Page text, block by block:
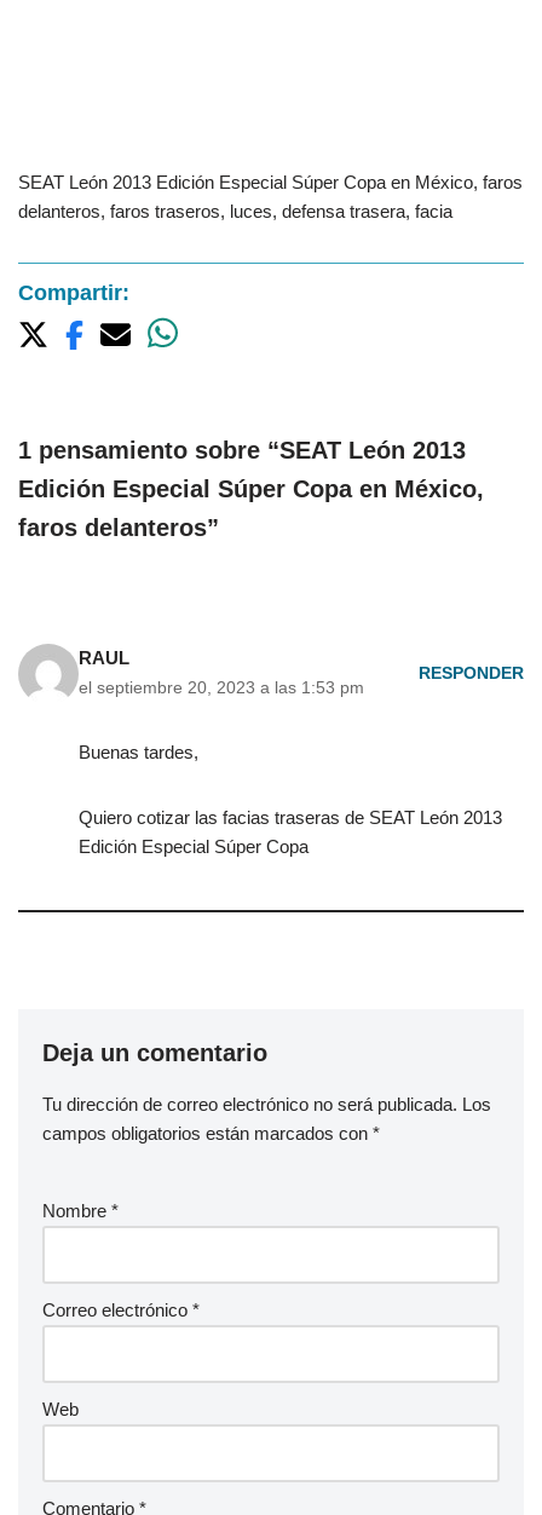
SEAT León 2013 Edición Especial Súper Copa en México, faros
delanteros, faros traseros, luces, defensa trasera, facia
Compartir:
1 pensamiento sobre “SEAT León 2013
Edición Especial Súper Copa en México,
faros delanteros”
RAUL
el septiembre 20, 2023 a las 1:53 pm
RESPONDER
Buenas tardes,
Quiero cotizar las facias traseras de SEAT León 2013
Edición Especial Súper Copa
Deja un comentario
Tu dirección de correo electrónico no será publicada. Los
campos obligatorios están marcados con *
Nombre *
Correo electrónico *
Web
Comentario *